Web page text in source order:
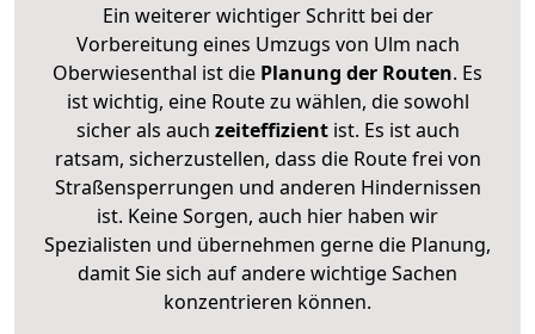
Ein weiterer wichtiger Schritt bei der
Vorbereitung eines Umzugs von Ulm nach
Oberwiesenthal ist die Planung der Routen. Es
ist wichtig, eine Route zu wählen, die sowohl
sicher als auch zeiteffizientist. Es ist auch
ratsam, sicherzustellen, dass die Route frei von
Straßensperrungen und anderen Hindernissen
ist. Keine Sorgen, auch hier haben wir
Spezialisten und übernehmen gerne die Planung,
damit Sie sich auf andere wichtige Sachen
konzentrieren können.